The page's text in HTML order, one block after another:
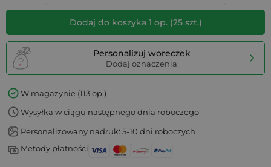
Dodaj do koszyka 1 op. (25szt.)
Personalizuj woreczek
Dodaj oznaczenia
W magazynie (113 op.)
Wysyłka w ciągu następnego dnia roboczego
Personalizowany nadruk: 5-10 dni roboczych
Metody płatności